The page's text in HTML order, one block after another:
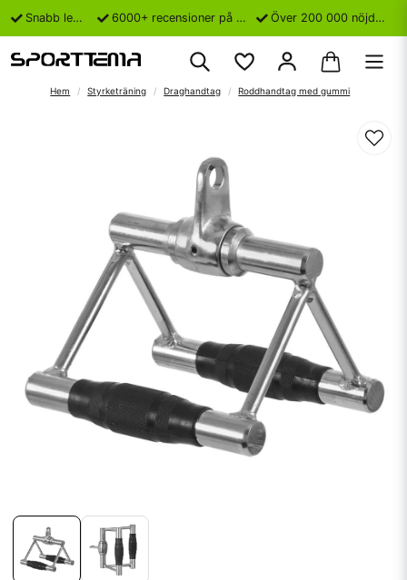
Snabb leverans 6000+ recensioner på Trustpilot Över 200 000 nöjda kunder
Hem Styrketräning Draghandtag Roddhandtag med gummi